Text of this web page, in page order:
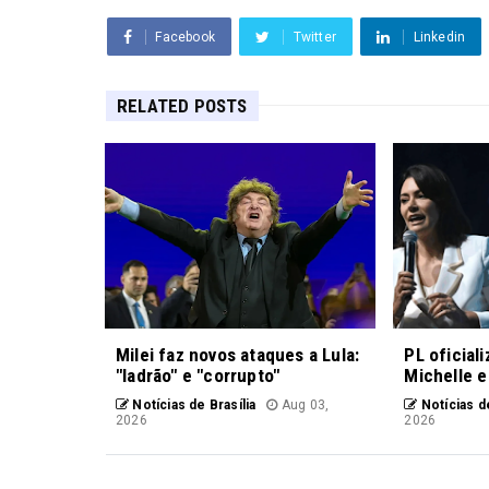
Facebook Twitter Linkedin
RELATED POSTS
Milei faz novos ataques a Lula:
"ladrão" e "corrupto"
Notícias de Brasília
Aug 03,
2026
PL
Michelle
Notícias
2026